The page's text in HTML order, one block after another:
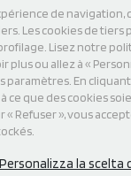
de navigation,
Les cookies de tiers
Lisez notre
plus ou allez à «
paramètres. En cliquant
ce que des cookies
Refuser », vous
Personalizza la scelta